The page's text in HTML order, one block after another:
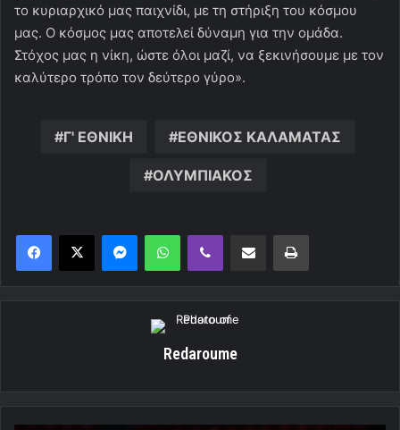
το κυριαρχικό μας παιχνίδι, με τη στήριξη του κόσμου
μας. Ο κόσμος μας αποτελεί δύναμη για την ομάδα.
Στόχος μας η νίκη, ώστε όλοι μαζί, να ξεκινήσουμε με τον
καλύτερο τρόπο τον δεύτερο γύρο».
Γ' ΕΘΝΙΚΗ ΕΘΝΙΚΟΣ ΚΑΛΑΜΑΤΑΣ
ΟΛΥΜΠΙΑΚΟΣ
MessengerWhatsAppViber Κοινοποίηση μέσω ηλεκτρονικού ταχυδρομείουΕκτύπωση
Redaroume